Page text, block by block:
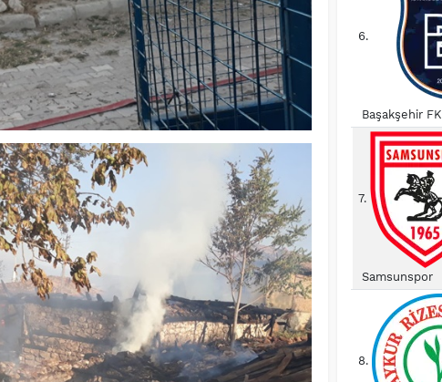
6.
Başakşehir FK
7.
Samsunspor
8.